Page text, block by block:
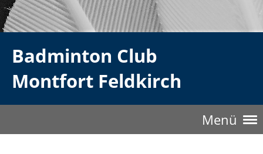
Badminton Club
Montfort Feldkirch
Menü